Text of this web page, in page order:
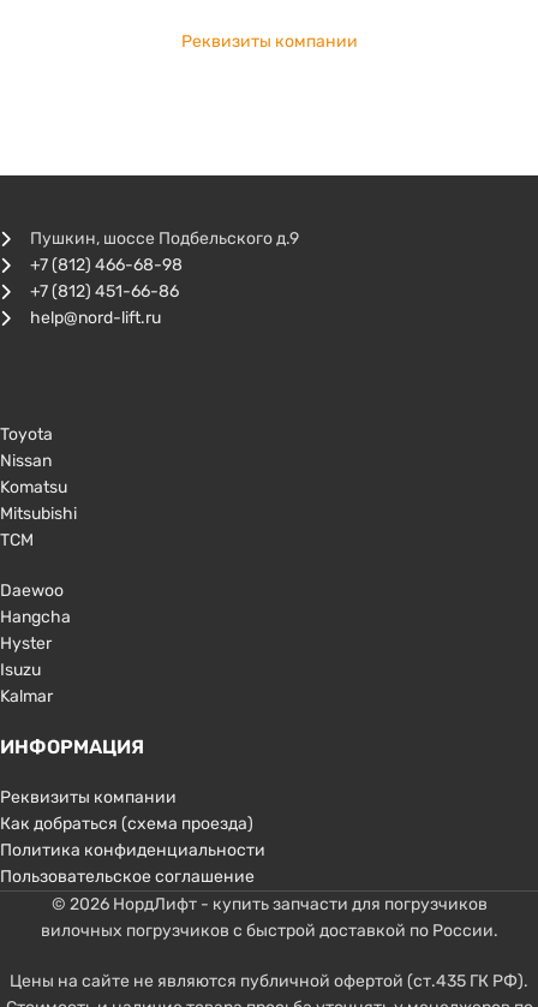
Реквизиты компании
Пушкин, шоссе Подбельского д.9
+7 (812) 466-68-98
+7 (812) 451-66-86
help@nord-lift.ru
Toyota
Nissan
Komatsu
Mitsubishi
TCM
Daewoo
Hangcha
Hyster
Isuzu
Kalmar
ИНФОРМАЦИЯ
Реквизиты компании
Как добраться (схема проезда)
Политика конфиденциальности
Пользовательское соглашение
© 2026 НордЛифт - купить запчасти для погрузчиков
вилочных погрузчиков с быстрой доставкой по России.
Цены на сайте не являются публичной офертой (ст.435 ГК РФ).